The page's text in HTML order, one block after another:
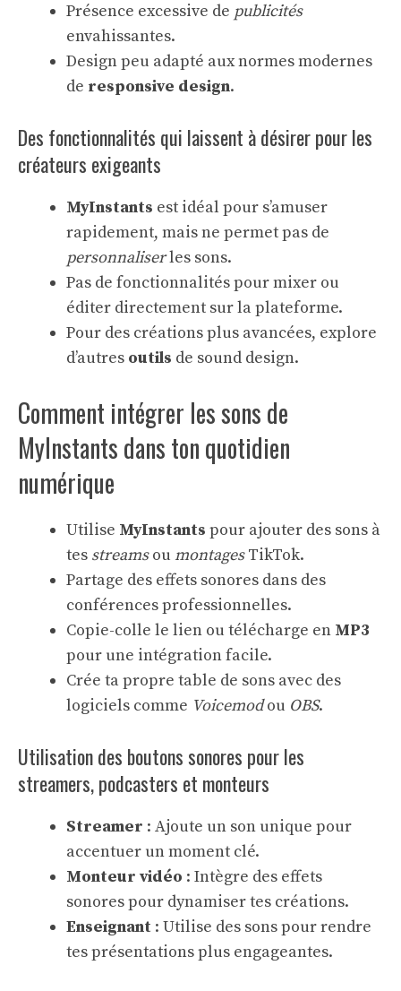
Présence excessive de publicités
envahissantes.
Design peu adapté aux normes modernes
de responsive design.
Des fonctionnalités qui laissent à désirer pour les
créateurs exigeants
MyInstants est idéal pour s’amuser
rapidement, mais ne permet pas de
personnaliserles sons.
Pas de fonctionnalités pour mixer ou
éditer directement sur la plateforme.
Pour des créations plus avancées, explore
d’autres outils de sound design.
Comment intégrer les sons de
MyInstants dans ton quotidien
numérique
Utilise MyInstants pour ajouter des sons à
tes streamsou montagesTikTok.
Partage des effets sonores dans des
conférences professionnelles.
Copie-colle le lien ou télécharge en MP3
pour une intégration facile.
Crée ta propre table de sons avec des
logiciels comme Voicemodou OBS.
Utilisation des boutons sonores pour les
streamers, podcasters et monteurs
Streamer : Ajoute un son unique pour
accentuer un moment clé.
Monteur vidéo : Intègre des effets
sonores pour dynamiser tes créations.
Enseignant : Utilise des sons pour rendre
tes présentations plus engageantes.